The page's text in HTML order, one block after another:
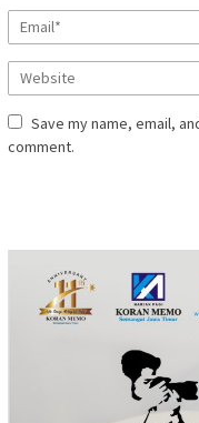
Save my name, email,
comment.